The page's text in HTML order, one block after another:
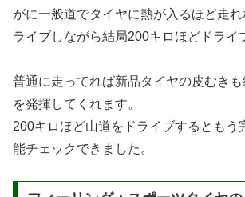
がに一般道でタイヤに熱が入るほど走
ライブしながら結局200キロほどドライ
普通に走ってれば新品タイヤの皮むき
を発揮してくれます。
200キロほど山道をドライブするともう
能チェックできました。